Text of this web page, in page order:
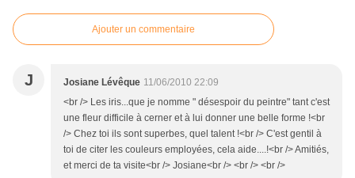
Ajouter un commentaire
J Josiane Lévêque 11/06/2010 22:09
<br /> Les iris...que je nomme " désespoir du peintre" tant c'est
une fleur difficile à cerner et à lui donner une belle forme !<br
/> Chez toi ils sont superbes, quel talent !<br /> C'est gentil à
toi de citer les couleurs employées, cela aide....!<br /> Amitiés,
et merci de ta visite<br /> Josiane<br /> <br /> <br />